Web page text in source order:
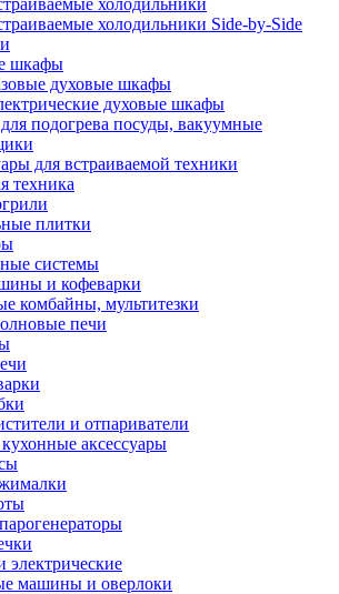
холодильники
холодильники Side-by-Side
шкафы
духовые шкафы
духовые шкафы
подогрева посуды, вакуумные
для встраиваемой техники
техника
плитки
системы
и кофеварки
комбайны, мультитезки
печи
и отпариватели
аксессуары
электрические
машины и оверлоки